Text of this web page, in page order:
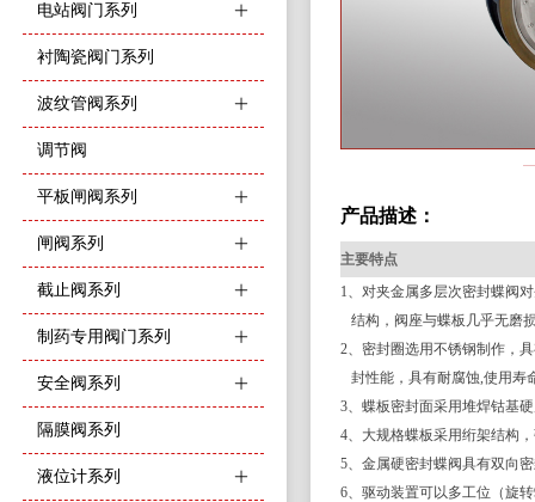
主要特点
1、对夹金属多层次密封蝶阀
结构，阀座与蝶板几乎无磨
2、密封圈选用不锈钢制作，
封性能，具有耐腐蚀,使用寿
3、蝶板密封面采用堆焊钴基
4、大规格蝶板采用绗架结构
5、金属硬密封蝶阀具有双向
6、驱动装置可以多工位（旋
产品描述：
ꄶ
电站阀门系列
衬陶瓷阀门系列
ꄶ
波纹管阀系列
调节阀
ꄶ
平板闸阀系列
ꄶ
闸阀系列
ꄶ
截止阀系列
ꄶ
制药专用阀门系列
ꄶ
安全阀系列
隔膜阀系列
ꄶ
液位计系列